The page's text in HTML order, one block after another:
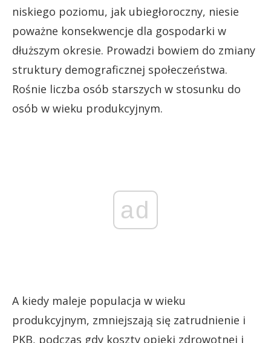
niskiego poziomu, jak ubiegłoroczny, niesie
poważne konsekwencje dla gospodarki w
dłuższym okresie. Prowadzi bowiem do zmiany
struktury demograficznej społeczeństwa.
Rośnie liczba osób starszych w stosunku do
osób w wieku produkcyjnym.
ad
A kiedy maleje populacja w wieku
produkcyjnym, zmniejszają się zatrudnienie i
PKB, podczas gdy koszty opieki zdrowotnej i